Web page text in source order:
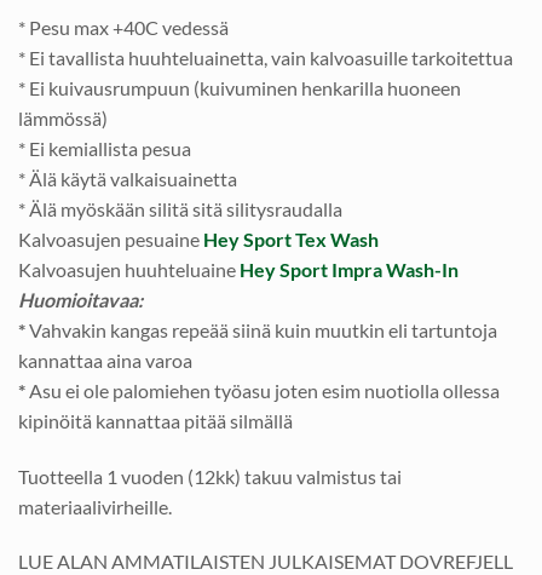
* Pesu max +40C vedessä
* Ei tavallista huuhteluainetta, vain kalvoasuille tarkoitettua
* Ei kuivausrumpuun (kuivuminen henkarilla huoneen
lämmössä)
* Ei kemiallista pesua
* Älä käytä valkaisuainetta
* Älä myöskään silitä sitä silitysraudalla
Kalvoasujen pesuaine Hey Sport Tex Wash
Kalvoasujen huuhteluaine Hey Sport Impra Wash-In
Huomioitavaa:
*Vahvakin kangas repeää siinä kuin muutkin eli tartuntoja
kannattaa aina varoa
* Asu ei ole palomiehen työasu joten esim nuotiolla ollessa
kipinöitä kannattaa pitää silmällä
Tuotteella 1 vuoden (12kk) takuu valmistus tai
materiaalivirheille.
LUE ALAN AMMATILAISTEN JULKAISEMAT DOVREFJELL